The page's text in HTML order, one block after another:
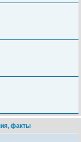
факты